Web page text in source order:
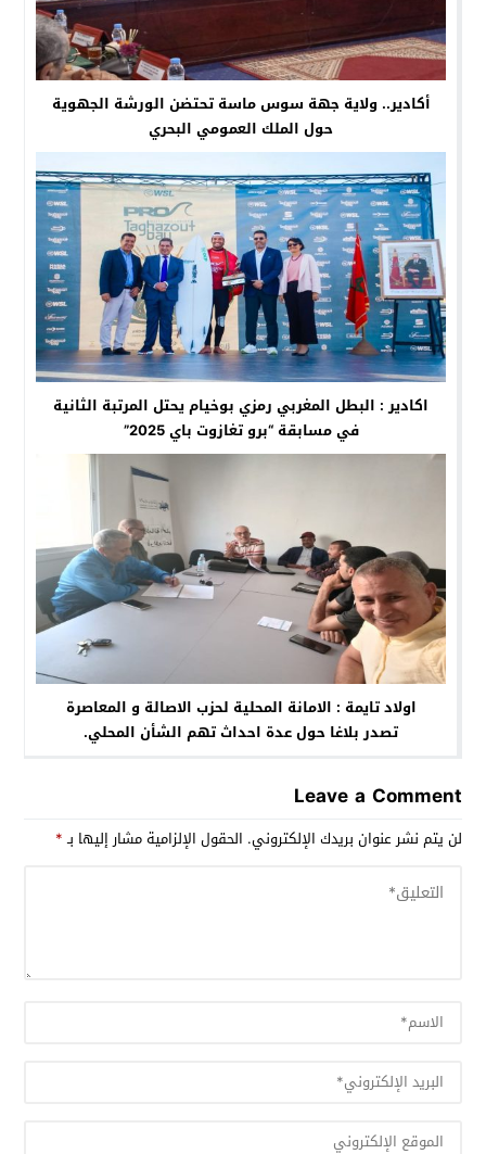
أكادير.. ولاية جهة سوس ماسة تحتضن الورشة الجهوية
حول الملك العمومي البحري
اكادير : البطل المغربي رمزي بوخيام يحتل المرتبة الثانية
في مسابقة “برو تغازوت باي 2025”
اولاد تايمة : الامانة المحلية لحزب الاصالة و المعاصرة
تصدر بلاغا حول عدة احداث تهم الشأن المحلي.
Leave a Comment
لن يتم نشر عنوان بريدك الإلكتروني. الحقول الإلزامية مشار إليها بـ*